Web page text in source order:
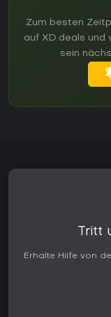
Zum besten
auf XD.deals und
sein
Tritt
Erhalte Hilfe von